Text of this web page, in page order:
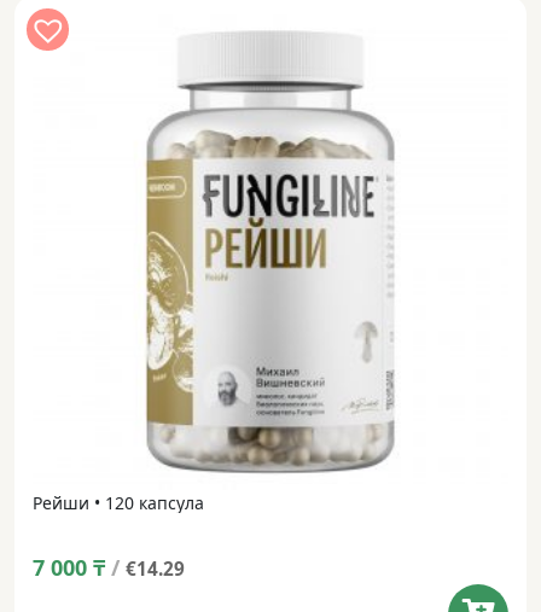
Рейши • 120 капсула
7 000 ₸ / €14.29